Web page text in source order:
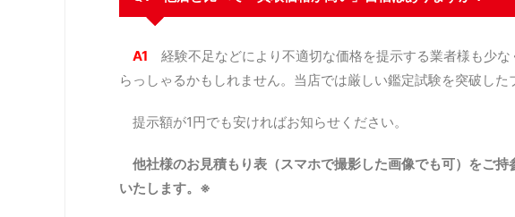
A1 経験不足などにより不適切な価格を提示する業者様も少
らっしゃるかもしれません。当店では厳しい鑑定試験を突破した
提示額が1円でも安ければお知らせください。
他社様のお見積もり表（スマホで撮影した画像でも可）をご持
いたします。※